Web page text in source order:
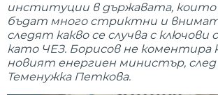
институции в държавата,
бъдат много стриктни и
следят какво се случва с ключови
като ЧЕЗ. Борисов не коментира
новият енергиен министър,
Теменужка Петкова.